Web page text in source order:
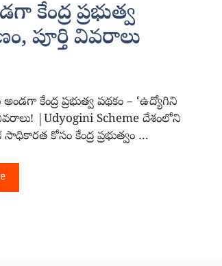
కేంద్ర ప్రభుత్వ
పూర్తి వివరాలు
కేంద్ర ప్రభుత్వ పథకం – ‘ఉద్యోగిని
|Udyogini Scheme దేశంలోని
కోసం కేంద్ర ప్రభుత్వం …